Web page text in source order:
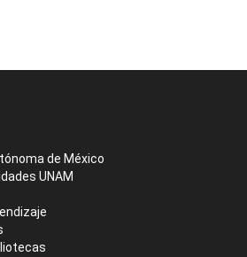
de México
UNAM